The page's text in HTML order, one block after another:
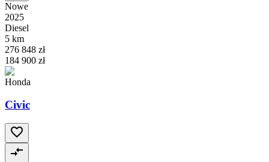
Nowe
2025
Diesel
5 km
276 848 zł
184 900 zł
Honda
Civic